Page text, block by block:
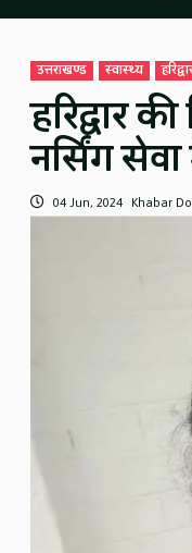
उत्तराखण्ड स्वास्थ्य
हरिद्वार
नर्सिंग
04 Jun, 2024 Khabar